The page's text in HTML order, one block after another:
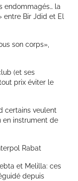
endommagés… la
entre Bir Jdid et El
son corps»,
(et ses
prix éviter le
certains veulent
en instrument de
Rabat
et Melilla: ces
depuis